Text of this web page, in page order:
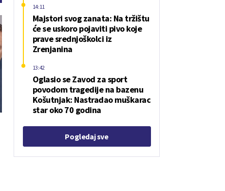
Majstori svog zanata: Na tržištu
će se uskoro pojaviti pivo koje
prave srednjoškolci iz
Zrenjanina
14:11
Oglasio se Zavod za sport
povodom tragedije na bazenu
Košutnjak: Nastradao muškarac
star oko 70 godina
13:42
Pogledaj sve